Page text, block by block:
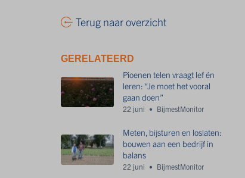
Terug naar overzicht
GERELATEERD
Pioenen telen vraagt lef én
leren: “Je moet het vooral
gaan doen”
22 juni BijmestMonitor
Meten, bijsturen en loslaten:
bouwen aan een bedrijf in
balans
22 juni BijmestMonitor